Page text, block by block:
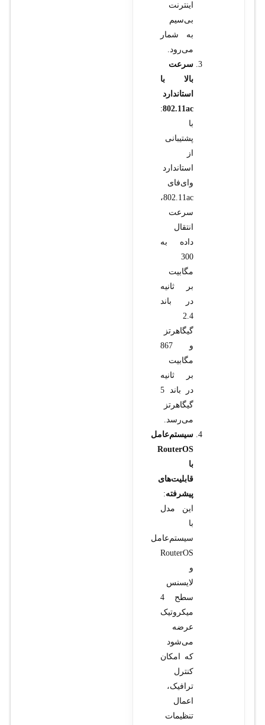
اینترنت
بی‌سیم
به شمار
می‌رود.
سرعت
بالا با
استاندارد
802.11ac
:
با
پشتیبانی
از
استاندارد
وای‌فای
802.11ac،
سرعت
انتقال
داده به
300
مگابیت
بر ثانیه
در باند
2.4
گیگاهرتز
و 867
مگابیت
بر ثانیه
در باند 5
گیگاهرتز
می‌رسد.
سیستم‌عامل
RouterOS
با
قابلیت‌های
پیشرفته:
این مدل
با
سیستم‌عامل
RouterOS
و
لایسنس
سطح 4
میکروتیک
عرضه
می‌شود
که امکان
کنترل
ترافیک،
اعمال
تنظیمات